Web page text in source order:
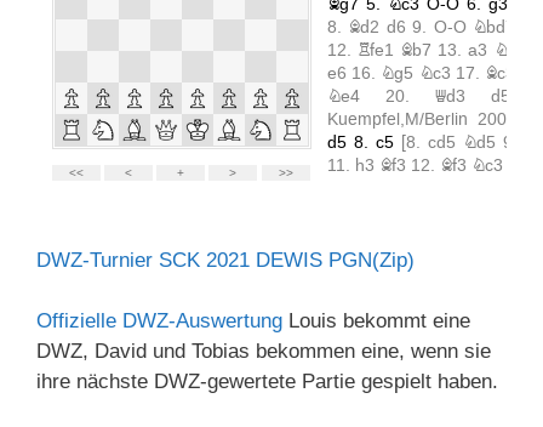
DWZ-Turnier SCK 2021 DEWIS PGN(Zip)
Offizielle DWZ-Auswertung Louis bekommt eine
DWZ, David und Tobias bekommen eine, wenn sie
ihre nächste DWZ-gewertete Partie gespielt haben.